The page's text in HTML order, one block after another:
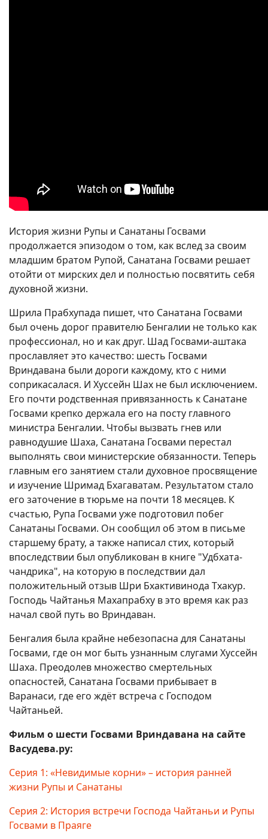
История жизни Рупы и Санатаны Госвами
продолжается эпизодом о том, как вслед за своим
младшим братом Рупой, Санатана Госвами решает
отойти от мирских дел и полностью посвятить себя
духовной жизни.
Шрила Прабхупада пишет, что Санатана Госвами
был очень дорог правителю Бенгалии не только как
профессионал, но и как друг. Шад Госвами-аштака
прославляет это качество: шесть Госвами
Вриндавана были дороги каждому, кто с ними
соприкасалася. И Хуссейн Шах не был исключением.
Его почти родственная привязанность к Санатане
Госвами крепко держала его на посту главного
министра Бенгалии. Чтобы вызвать гнев или
равнодушие Шаха, Санатана Госвами перестал
выполнять свои министерские обязанности. Теперь
главным его занятием стали духовное просвящение
и изучение Шримад Бхагаватам. Результатом стало
его заточение в тюрьме на почти 18 месяцев. К
счастью, Рупа Госвами уже подготовил побег
Санатаны Госвами. Он сообщил об этом в письме
старшему брату, а также написал стих, который
впоследствии был опубликован в книге "Удбхата-
чандрика", на которую в последствии дал
положительный отзыв Шри Бхактивинода Тхакур.
Господь Чайтанья Махапрабху в это время как раз
начал свой путь во Вриндаван.
Бенгалия была крайне небезопасна для Санатаны
Госвами, где он мог быть узнанным слугами Хуссейн
Шаха. Преодолев множество смертельных
опасностей, Санатана Госвами прибывает в
Варанаси, где его ждёт встреча с Господом
Чайтаньей.
Фильм о шести Госвами Вриндавана на сайте
Васудева.ру:
Серия 1: «Невидимые корни» – история ранней
жизни Рупы и Санатаны
Серия 2: История встречи Господа Чайтаньи и Рупы
Госвами в Праяге